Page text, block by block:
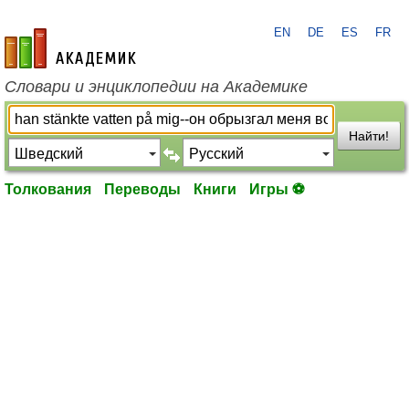
academic.ru
EN DE ES FR
Словари и энциклопедии на Академике
Найти!
Толкования Переводы Книги Игры ⚽